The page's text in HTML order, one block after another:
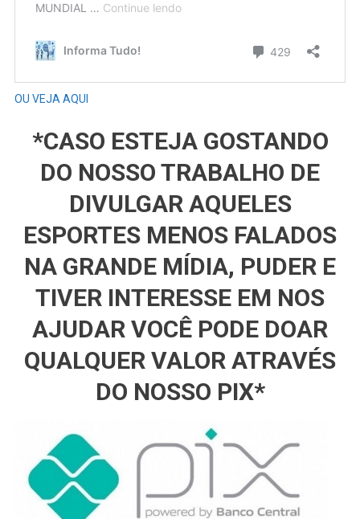
OU VEJA AQUI
*CASO ESTEJA GOSTANDO
DO NOSSO TRABALHO DE
DIVULGAR AQUELES
ESPORTES MENOS FALADOS
NA GRANDE MÍDIA, PUDER E
TIVER INTERESSE EM NOS
AJUDAR VOCÊ PODE DOAR
QUALQUER VALOR ATRAVÉS
DO NOSSO PIX*